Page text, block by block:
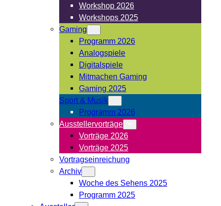
Workshop 2026
Workshops 2025
Gaming
Programm 2026
Analogspiele
Digitalspiele
Mitmachen Gaming
Gaming 2025
Sport & Musik
Programm 2026
Ausstellervorträge
Vorträge 2026
Vorträge 2025
Vortragseinreichung
Archiv
Woche des Sehens 2025
Programm 2025